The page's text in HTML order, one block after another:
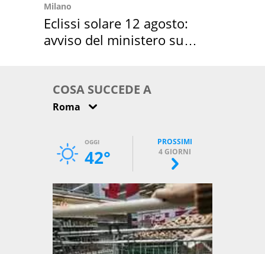
Milano
Eclissi solare 12 agosto:
avviso del ministero su